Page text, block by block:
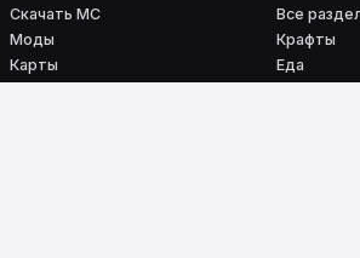
Скачать MC
Моды
Карты
Все
Крафты
Еда